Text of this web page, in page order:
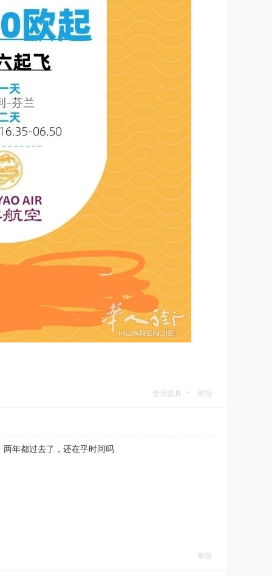
使用道具 举报
年都过去了，还在乎时间吗
举报